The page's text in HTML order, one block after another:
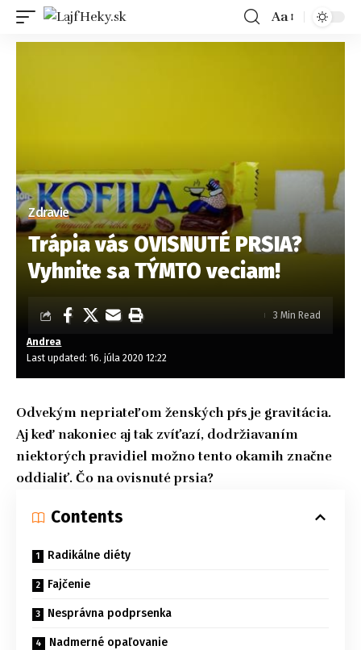
Aa
Zdravie
Trápia vás OVISNUTÉ PRSIA?
Vyhnite sa TÝMTO veciam!
Last updated: 16. júla 2020 12:22
Andrea
3 Min Read
Odvekým nepriateľom ženských pŕs je gravitácia.
Aj keď nakoniec aj tak zvíťazí, dodržiavaním
niektorých pravidiel možno tento okamih značne
oddialiť. Čo na ovisnuté prsia?
Contents
Radikálne diéty
Fajčenie
Nesprávna podprsenka
Nadmerné opaľovanie